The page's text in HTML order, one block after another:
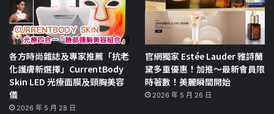
各方時尚雜誌及專家推薦「抗老
化護膚新選擇」CurrentBody
Skin LED 光療面膜及頸胸美容
儀
2026 年 5 月 28 日
官網獨家 Estée Lauder 雅詩蘭
黛多重優惠！加推～最新會員限
時著數！美麗瞬間開始
2026 年 5 月 26 日